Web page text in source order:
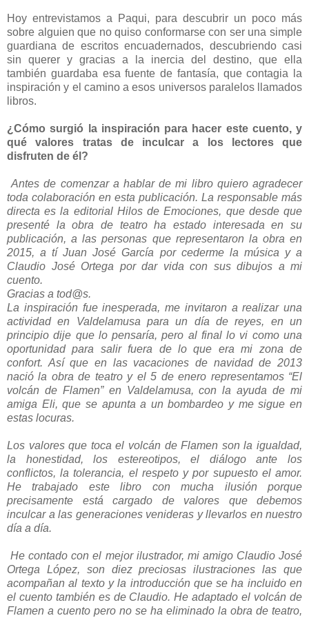
Hoy entrevistamos a Paqui, para descubrir un poco más
sobre alguien que no quiso conformarse con ser una simple
guardiana de escritos encuadernados, descubriendo casi
sin querer y gracias a la inercia del destino, que ella
también guardaba esa fuente de fantasía, que contagia la
inspiración y el camino a esos universos paralelos llamados
libros.
¿Cómo surgió la inspiración para hacer este cuento, y
qué valores tratas de inculcar a los lectores que
disfruten de él?
Antes de comenzar a hablar de mi libro quiero agradecer
toda colaboración en esta publicación. La responsable más
directa es la editorial Hilos de Emociones, que desde que
presenté la obra de teatro ha estado interesada en su
publicación, a las personas que representaron la obra en
2015, a tí Juan José García por cederme la música y a
Claudio José Ortega por dar vida con sus dibujos a mi
cuento.
Gracias a tod@s.
La inspiración fue inesperada, me invitaron a realizar una
actividad en Valdelamusa para un día de reyes, en un
principio dije que lo pensaría, pero al final lo vi como una
oportunidad para salir fuera de lo que era mi zona de
confort. Así que en las vacaciones de navidad de 2013
nació la obra de teatro y el 5 de enero representamos “El
volcán de Flamen” en Valdelamusa, con la ayuda de mi
amiga Eli, que se apunta a un bombardeo y me sigue en
estas locuras.
Los valores que toca el volcán de Flamen son la igualdad,
la honestidad, los estereotipos, el diálogo ante los
conflictos, la tolerancia, el respeto y por supuesto el amor.
He trabajado este libro con mucha ilusión porque
precisamente está cargado de valores que debemos
inculcar a las generaciones venideras y llevarlos en nuestro
día a día.
He contado con el mejor ilustrador, mi amigo Claudio José
Ortega López, son diez preciosas ilustraciones las que
acompañan al texto y la introducción que se ha incluido en
el cuento también es de Claudio. He adaptado el volcán de
Flamen a cuento pero no se ha eliminado la obra de teatro,